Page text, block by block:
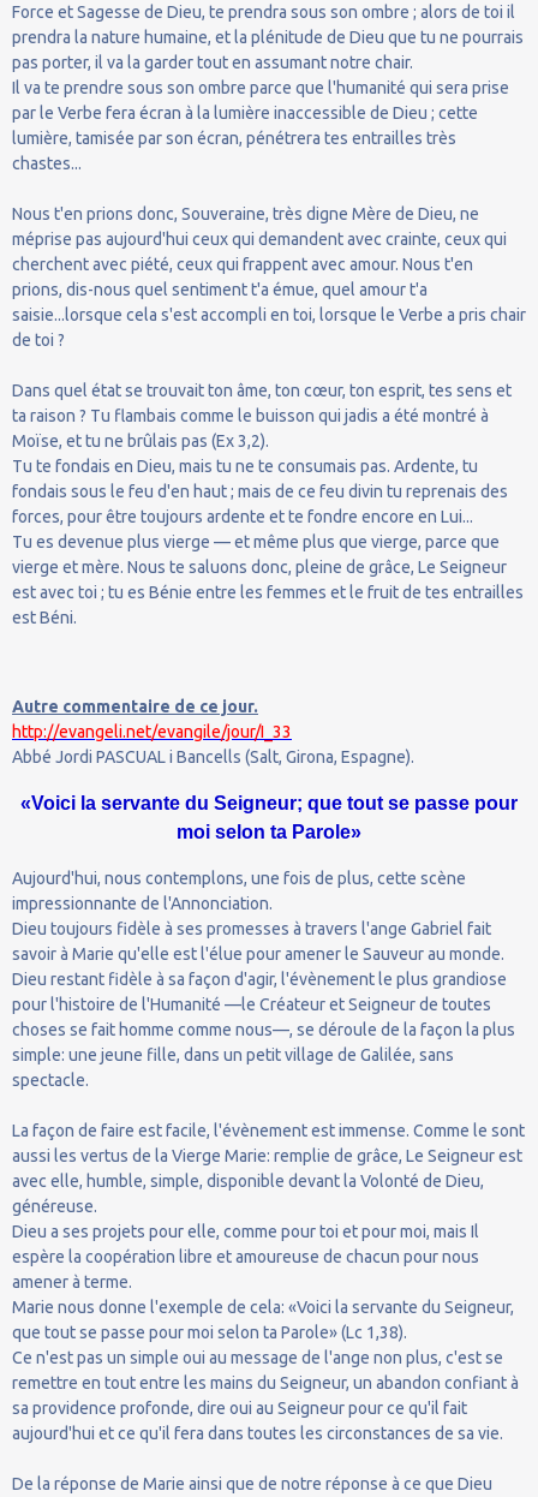
Force et Sagesse de Dieu, te prendra sous son ombre ; alors de toi il
prendra la nature humaine, et la plénitude de Dieu que tu ne pourrais
pas porter, il va la garder tout en assumant notre chair.
Il va te prendre sous son ombre parce que l'humanité qui sera prise
par le Verbe fera écran à la lumière inaccessible de Dieu ; cette
lumière, tamisée par son écran, pénétrera tes entrailles très
chastes...
Nous t'en prions donc, Souveraine, très digne Mère de Dieu, ne
méprise pas aujourd'hui ceux qui demandent avec crainte, ceux qui
cherchent avec piété, ceux qui frappent avec amour. Nous t'en
prions, dis-nous quel sentiment t'a émue, quel amour t'a
saisie...lorsque cela s'est accompli en toi, lorsque le Verbe a pris chair
de toi ?
Dans quel état se trouvait ton âme, ton cœur, ton esprit, tes sens et
ta raison ? Tu flambais comme le buisson qui jadis a été montré à
Moïse, et tu ne brûlais pas (Ex 3,2).
Tu te fondais en Dieu, mais tu ne te consumais pas. Ardente, tu
fondais sous le feu d'en haut ; mais de ce feu divin tu reprenais des
forces, pour être toujours ardente et te fondre encore en Lui...
Tu es devenue plus vierge — et même plus que vierge, parce que
vierge et mère. Nous te saluons donc, pleine de grâce, Le Seigneur
est avec toi ; tu es Bénie entre les femmes et le fruit de tes entrailles
est Béni.
Autre commentaire de ce jour.
http://evangeli.net/evangile/jour/I_33
Abbé Jordi PASCUAL i Bancells (Salt, Girona, Espagne).
«Voici la servante du Seigneur; que tout se passe pour
moi selon ta Parole»
Aujourd'hui, nous contemplons, une fois de plus, cette scène
impressionnante de l'Annonciation.
Dieu toujours fidèle à ses promesses à travers l'ange Gabriel fait
savoir à Marie qu'elle est l'élue pour amener le Sauveur au monde.
Dieu restant fidèle à sa façon d'agir, l'évènement le plus grandiose
pour l'histoire de l'Humanité —le Créateur et Seigneur de toutes
choses se fait homme comme nous—, se déroule de la façon la plus
simple: une jeune fille, dans un petit village de Galilée, sans
spectacle.
La façon de faire est facile, l'évènement est immense. Comme le sont
aussi les vertus de la Vierge Marie: remplie de grâce, Le Seigneur est
avec elle, humble, simple, disponible devant la Volonté de Dieu,
généreuse.
Dieu a ses projets pour elle, comme pour toi et pour moi, mais Il
espère la coopération libre et amoureuse de chacun pour nous
amener à terme.
Marie nous donne l'exemple de cela: «Voici la servante du Seigneur,
que tout se passe pour moi selon ta Parole» (Lc 1,38).
Ce n'est pas un simple oui au message de l'ange non plus, c'est se
remettre en tout entre les mains du Seigneur, un abandon confiant à
sa providence profonde, dire oui au Seigneur pour ce qu'il fait
aujourd'hui et ce qu'il fera dans toutes les circonstances de sa vie.
De la réponse de Marie ainsi que de notre réponse à ce que Dieu